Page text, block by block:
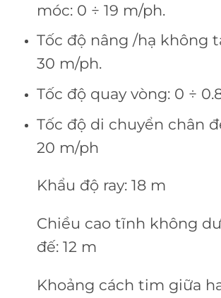
móc: 0 ÷ 19 m/ph.
Tốc độ nâng /hạ không
30 m/ph.
Tốc độ quay vòng: 0 ÷
Tốc độ di chuyển chân
20 m/ph
Khẩu độ ray: 18 m
Chiều cao tĩnh không
đế: 12 m
Khoảng cách tim giữa